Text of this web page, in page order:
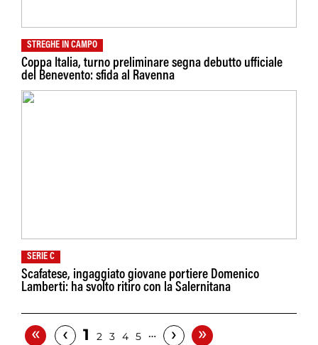
STREGHE IN CAMPO
Coppa Italia, turno preliminare segna debutto ufficiale
del Benevento: sfida al Ravenna
SERIE C
Scafatese, ingaggiato giovane portiere Domenico
Lamberti: ha svolto ritiro con la Salernitana
« ‹ 1 2 3 4 5 … › »